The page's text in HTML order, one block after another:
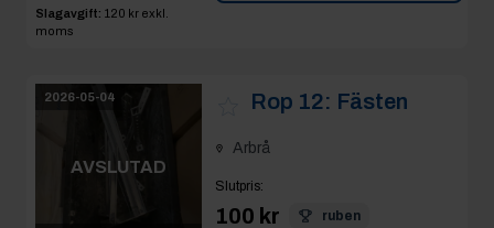
Slagavgift: 120 kr exkl.
moms
2026-05-04
AVSLUTAD
Rop 12: Fästen
Arbrå
Slutpris:
100 kr ruben